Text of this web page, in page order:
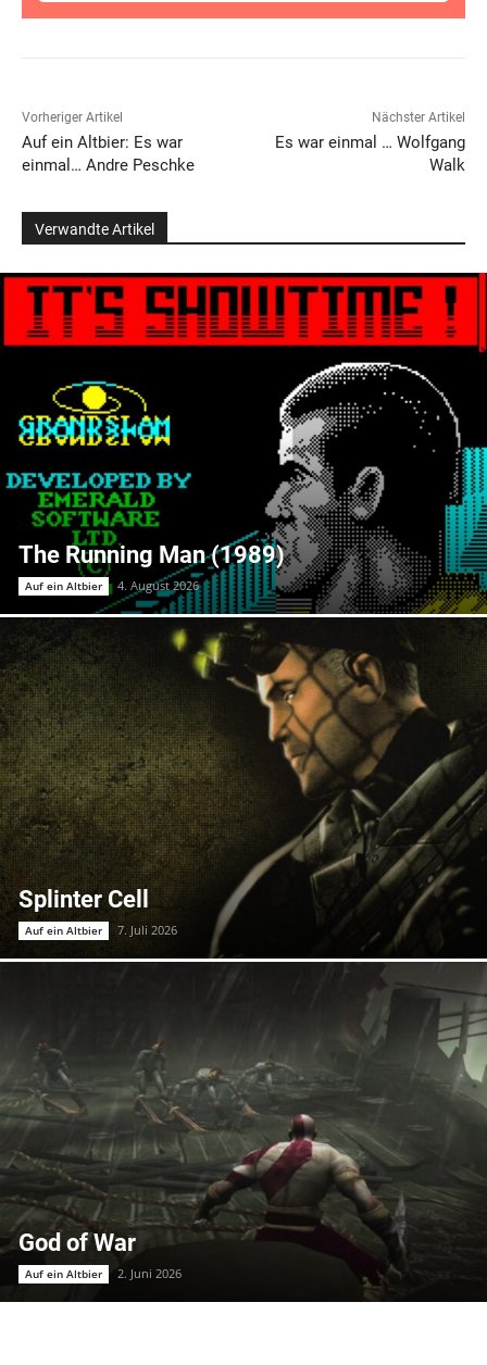
Vorheriger Artikel
Auf ein Altbier: Es war
einmal… Andre Peschke
Nächster Artikel
Es war einmal … Wolfgang
Walk
Verwandte Artikel
The Running Man (1989)
Auf ein Altbier 4. August 2026
Splinter Cell
Auf ein Altbier 7. Juli 2026
God of War
Auf ein Altbier 2. Juni 2026